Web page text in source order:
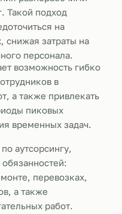
Такой подход
на
снижая затраты на
персонала.
возможность гибко
в
а также привлекать
пиковых
временных задач.
аутсорсингу,
перевозках,
а также
работ.